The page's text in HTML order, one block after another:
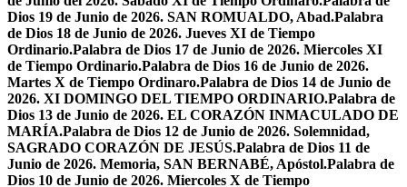
Dios 19 de Junio de 2026. SAN ROMUALDO, Abad.Palabra
de Dios 18 de Junio de 2026. Jueves XI de Tiempo
Ordinario.Palabra de Dios 17 de Junio de 2026. Miercoles XI
de Tiempo Ordinario.Palabra de Dios 16 de Junio de 2026.
Martes X de Tiempo Ordinaro.Palabra de Dios 14 de Junio de
2026. XI DOMINGO DEL TIEMPO ORDINARIO.Palabra de
Dios 13 de Junio de 2026. EL CORAZÓN INMACULADO DE
MARÍA.Palabra de Dios 12 de Junio de 2026. Solemnidad,
SAGRADO CORAZÓN DE JESÚS.Palabra de Dios 11 de
Junio de 2026. Memoria, SAN BERNABÉ, Apóstol.Palabra de
Dios 10 de Junio de 2026. Miercoles X de Tiempo